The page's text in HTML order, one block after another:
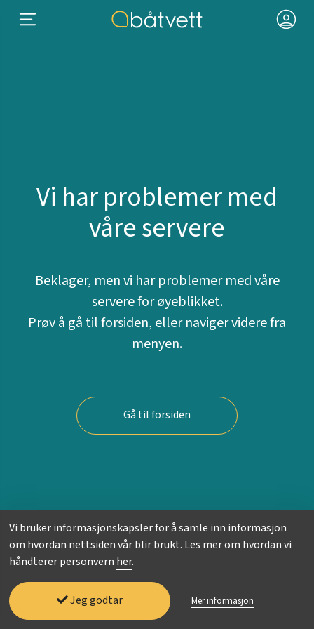
Vi bruker informasjonskapsler for å samle inn informasjon
om hvordan nettsiden vår blir brukt. Les mer om hvordan vi
håndterer personvern her.
Jeg godtar Mer informasjon
Vi har problemer med
våre servere
Beklager, men vi har problemer med våre
servere for øyeblikket.
Prøv å gå til forsiden, eller naviger videre fra
menyen.
Gå til forsiden